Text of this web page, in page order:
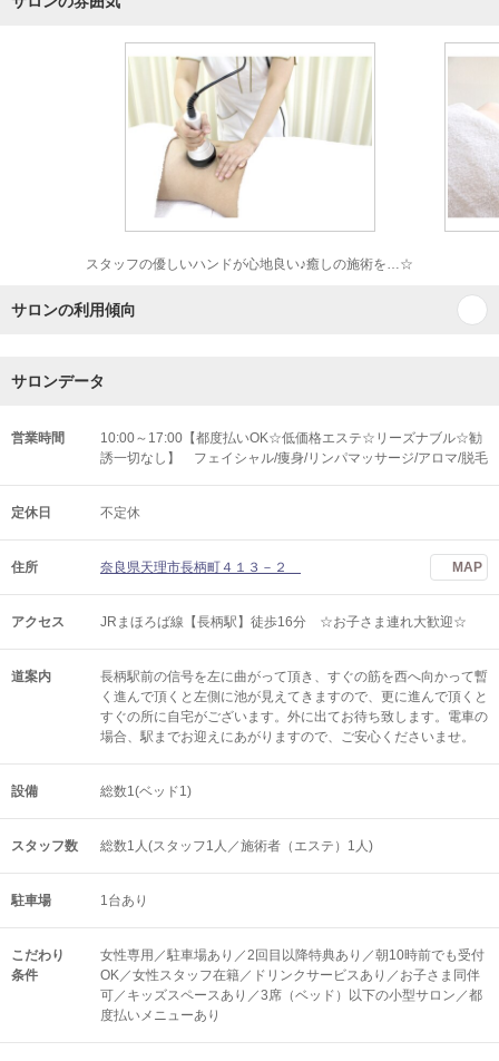
スタッフの優しいハンドが心地良い♪癒しの施術を…☆
サロンの利用傾向
サロンデータ
営業時間
10:00～17:00【都度払いOK☆低価格エステ☆リーズナブル☆勧
誘一切なし】 フェイシャル/痩身/リンパマッサージ/アロマ/脱毛
定休日 不定休
住所 奈良県天理市長柄町４１３－２ MAP
アクセス JRまほろば線【長柄駅】徒歩16分 ☆お子さま連れ大歓迎☆
道案内
長柄駅前の信号を左に曲がって頂き、すぐの筋を西へ向かって暫
く進んで頂くと左側に池が見えてきますので、更に進んで頂くと
すぐの所に自宅がございます。外に出てお待ち致します。電車の
場合、駅までお迎えにあがりますので、ご安心くださいませ。
設備 総数1(ベッド1)
スタッフ数 総数1人(スタッフ1人／施術者（エステ）1人)
駐車場 1台あり
こだわり
条件
女性専用／駐車場あり／2回目以降特典あり／朝10時前でも受付
OK／女性スタッフ在籍／ドリンクサービスあり／お子さま同伴
可／キッズスペースあり／3席（ベッド）以下の小型サロン／都
度払いメニューあり